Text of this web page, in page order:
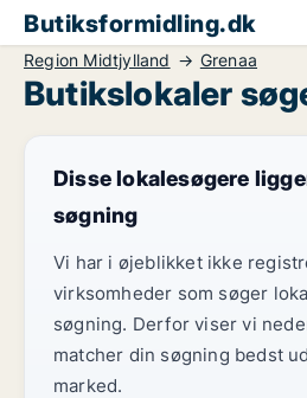
Butiksformidling.dk
Region Midtjylland Grenaa
Butikslokaler
Disse lokalesøgere
søgning
Vi har i øjeblikket ikke
virksomheder som søger
søgning. Derfor viser vi
matcher din søgning bedst
marked.